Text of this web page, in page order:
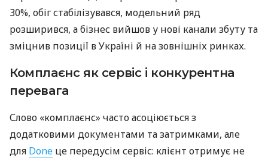
30%, обіг стабілізувався, модельний ряд
розширився, а бізнес вийшов у нові канали збуту та
зміцнив позиції в Україні й на зовнішніх ринках.
Комплаєнс як сервіс і конкурентна
перевага
Слово «комплаєнс» часто асоціюється з
додатковими документами та затримками, але
для Done це передусім сервіс: клієнт отримує не